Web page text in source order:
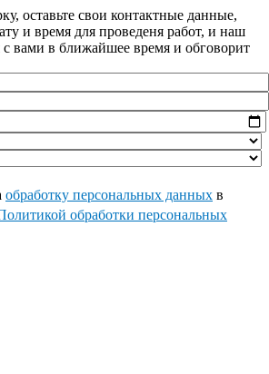
оставьте свои контактные данные,
и время для проведеня работ, и наш
с вами в ближайшее время и обговорит
обработку персональных данных в
обработки персональных